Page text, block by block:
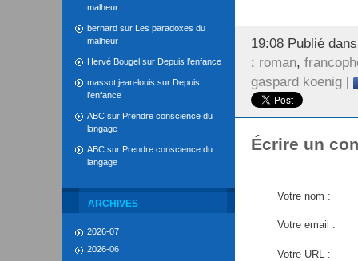
malheur
bernard sur Les paradoxes du
malheur
Hervé Bougel sur Depuis l’enfance
massot jean-louis sur Depuis
l’enfance
ABC sur Prendre conscience du
langage
ABC sur Prendre conscience du
langage
ARCHIVES
2026-07
2026-06
19:08 Publié
: roman,
gaspard koenig |
Écrire un
Votre nom :
Votre email :
Votre URL :